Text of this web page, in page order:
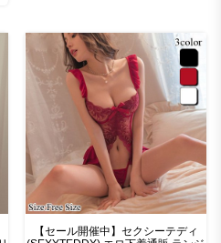
【セール開催中】セクシーテディ